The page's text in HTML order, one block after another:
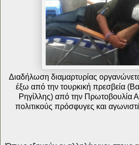
Διαδήλωση διαμαρτυρίας
έξω από την τουρκική πρεσβεία
Ρηγίλλης) από την Πρωτοβουλία
πολιτικούς πρόσφυγες και